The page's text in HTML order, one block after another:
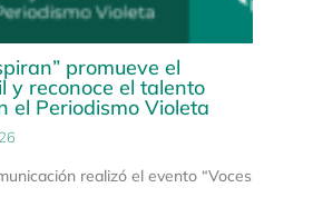
promueve el
y reconoce el talento
el Periodismo Violeta
realizó el evento “Voces